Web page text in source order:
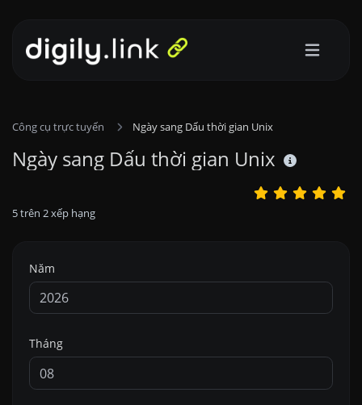
Công cụ trực tuyến Ngày sang Dấu thời gian Unix
Ngày sang Dấu thời gian Unix
5trên 2xếp hạng
Năm
Tháng